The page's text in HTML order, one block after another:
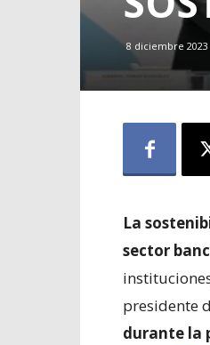
8 diciembre 2023
La
sector
presidente
durante la